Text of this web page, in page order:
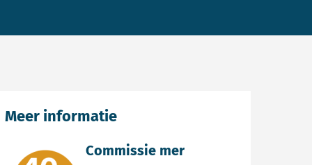
Commissie mer
Meer informatie